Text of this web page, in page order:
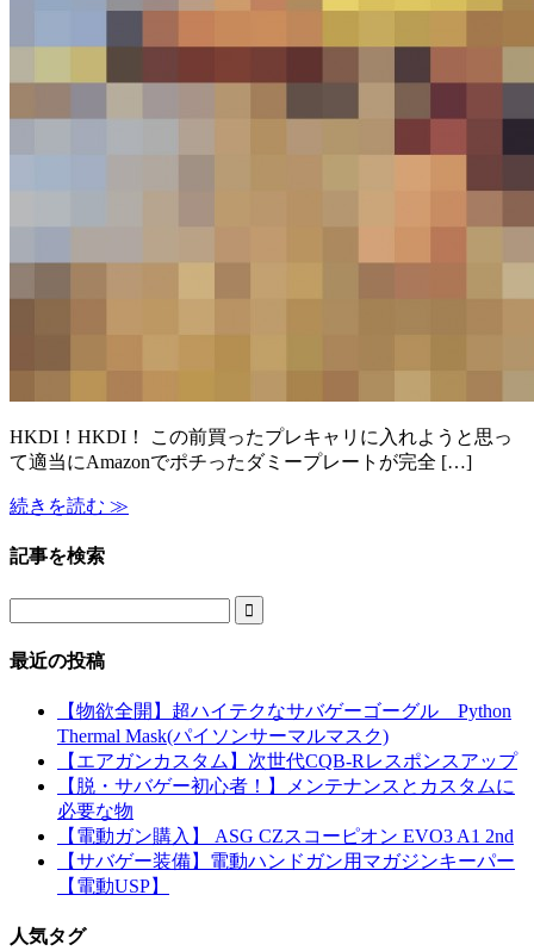
HKDI！HKDI！ この前買ったプレキャリに入れようと思っ
て適当にAmazonでポチったダミープレートが完全 […]
続きを読む ≫
記事を検索

最近の投稿
【物欲全開】超ハイテクなサバゲーゴーグル Python
Thermal Mask(パイソンサーマルマスク)
【エアガンカスタム】次世代CQB-Rレスポンスアップ
【脱・サバゲー初心者！】メンテナンスとカスタムに
必要な物
【電動ガン購入】 ASG CZスコーピオン EVO3 A1 2nd
【サバゲー装備】電動ハンドガン用マガジンキーパー
【電動USP】
人気タグ